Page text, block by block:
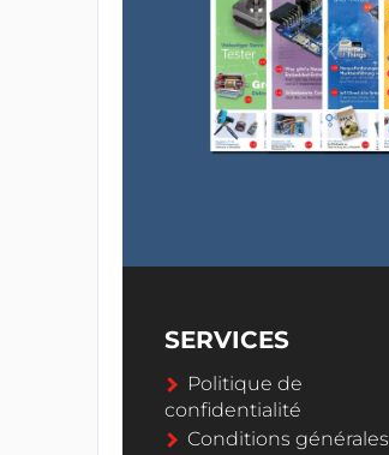
SERVICES
Politique de
confidentialité
Conditions générales